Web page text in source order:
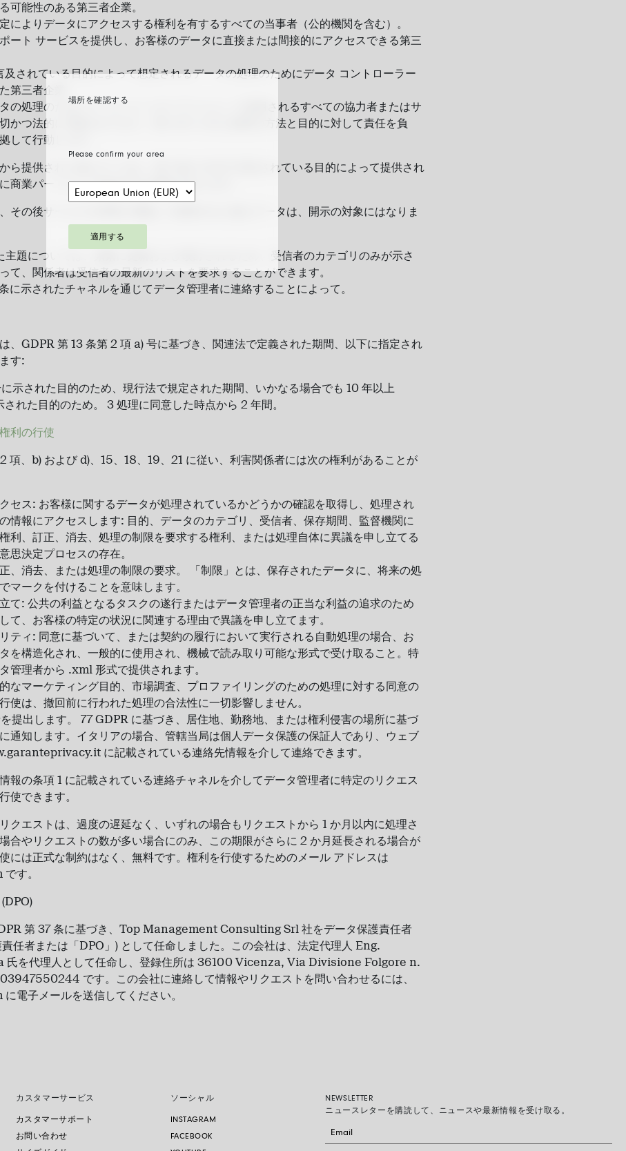
場所を確認する
Please confirm your area
適用する
可能性のある第三者企業。
によりデータにアクセスする権利を有するすべての当事者（公的機関を含む）。
ート サービスを提供し、お客様のデータに直接または間接的にアクセスできる第三
及されている目的によって想定されるデータの処理のためにデータ コントローラー
第三者企業。
の処理のためにデータ コントローラーによって使用されるすべての協力者またはサ
かつ法的に承認されており、割り当てられた処理の方法と目的に対して責任を負
して行動します。
ら提供された個人データは、第 3 条の 3) 項で言及されている目的によって提供され
商業パートナーに転送される場合があります。
その後サービスの管理に関連して処理された個人データは、開示の対象にはなりま
主題については、頻繁に更新および改訂されるため、受信者のカテゴリのみが示さ
て、関係者は受信者の最新のリストを要求することができます。
に示されたチャネルを通じてデータ管理者に連絡することによって。
、GDPR 第 13 条第 2 項 a) 号に基づき、関連法で定義された期間、以下に指定され
す:
示された目的のため、現行法で規定された期間、いかなる場合でも 10 年以上
れた目的のため。 3 処理に同意した時点から 2 年間。
利の行使
項、b) および d)、15、18、19、21 に従い、利害関係者には次の権利があることが
セス: お客様に関するデータが処理されているかどうかの確認を取得し、処理され
情報にアクセスします: 目的、データのカテゴリ、受信者、保存期間、監督機関に
利、訂正、消去、処理の制限を要求する権利、または処理自体に異議を申し立てる
思決定プロセスの存在。
、消去、または処理の制限の要求。 「制限」とは、保存されたデータに、将来の処
マークを付けることを意味します。
て: 公共の利益となるタスクの遂行またはデータ管理者の正当な利益の追求のため
て、お客様の特定の状況に関連する理由で異議を申し立てます。
ティ: 同意に基づいて、または契約の履行において実行される自動処理の場合、お
を構造化され、一般的に使用され、機械で読み取り可能な形式で受け取ること。特
管理者から .xml 形式で提供されます。
なマーケティング目的、市場調査、プロファイリングのための処理に対する同意の
使は、撤回前に行われた処理の合法性に一切影響しません。
提出します。 77 GDPR に基づき、居住地、勤務地、または権利侵害の場所に基づ
通知します。イタリアの場合、管轄当局は個人データ保護の保証人であり、ウェブ
に記載されている連絡先情報を介して連絡できます。
報の条項 1 に記載されている連絡チャネルを介してデータ管理者に特定のリクエス
使できます。
クエストは、過度の遅延なく、いずれの場合もリクエストから 1 か月以内に処理さ
合やリクエストの数が多い場合にのみ、この期限がさらに 2 か月延長される場合が
には正式な制約はなく、無料です。権利を行使するためのメール アドレスは
す。
(DPO)
第 37 条に基づき、Top Management Consulting Srl 社をデータ保護責任者
任者または「DPO」) として任命しました。この会社は、法定代理人 Eng.
を代理人として任命し、登録住所は 36100 Vicenza, Via Divisione Folgore n.
です。この会社に連絡して情報やリクエストを問い合わせるには、
電子メールを送信してください。
カスタマーサービス
カスタマーサポート
お問い合わせ
ソーシャル
INSTAGRAM
FACEBOOK
NEWSLETTER
ニュースレターを購読して、ニュースや最新情報を受け取る。